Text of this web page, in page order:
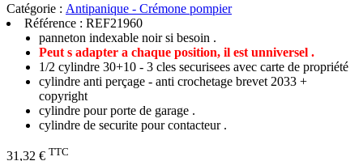
Catégorie : Antipanique - Crémone pompier
Référence : REF21960
panneton indexable noir si besoin .
Peut s adapter a chaque position, il est unniversel .
1/2 cylindre 30+10 - 3 cles securisees avec carte de propriété
cylindre anti perçage - anti crochetage brevet 2033 +
copyright
cylindre pour porte de garage .
cylindre de securite pour contacteur .
31,32 € TTC